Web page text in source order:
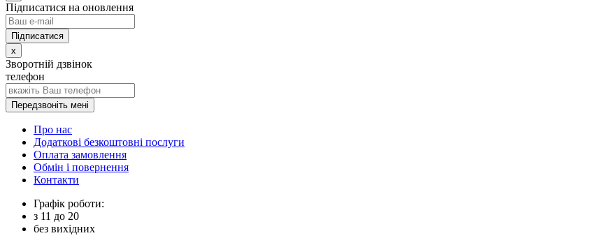
Підписатися на оновлення
x
Зворотній дзвінок
телефон
Передзвоніть мені
Про нас
Додаткові безкоштовні послуги
Оплата замовлення
Обмін і повернення
Контакти
Графік роботи:
з 11 до 20
без вихідних